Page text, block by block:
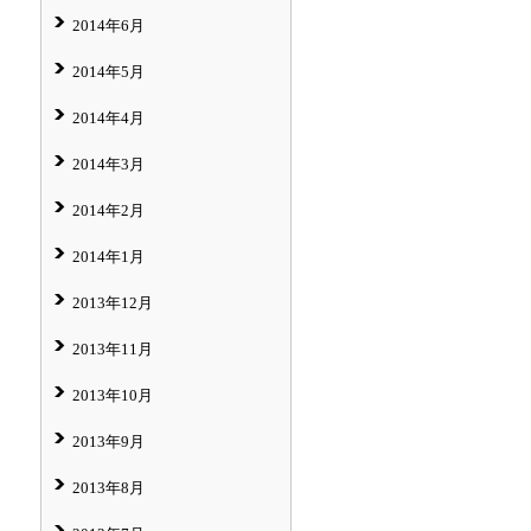
2014年6月
2014年5月
2014年4月
2014年3月
2014年2月
2014年1月
2013年12月
2013年11月
2013年10月
2013年9月
2013年8月